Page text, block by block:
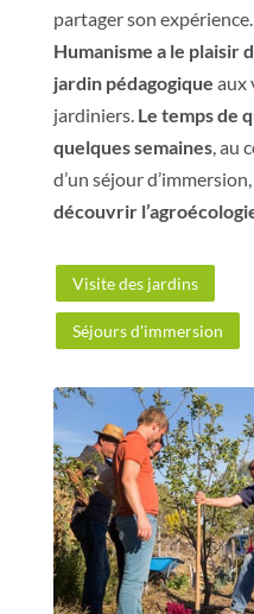
partager son
Humanisme a le plaisir
jardin pédagogique aux
jardiniers. Le temps de
quelques semaines, au
d’un séjour
découvrir
Visite des jardins
Séjours d'immersion